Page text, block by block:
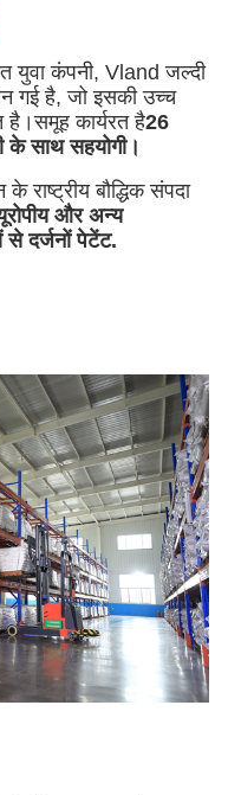
कम नुकसान
युवा कंपनी, Vland जल्दी
गई है, जो इसकी उच्च
है।समूह कार्यरत है26
के साथ सहयोगी।
के राष्ट्रीय बौद्धिक संपदा
और अन्य
से दर्जनों पेटेंट.